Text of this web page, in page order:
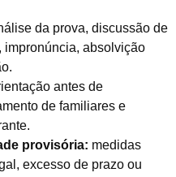
da prova, discussão de
absolvição
antes de
de familiares e
provisória: medidas
excesso de prazo ou